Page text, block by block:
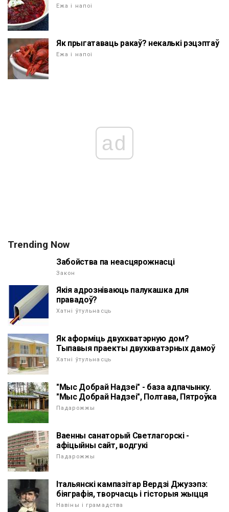
Ежа і напоі
Як прыгатаваць ракаў? некалькі рэцэптаў
Ежа і напоі
ad
Trending Now
Забойства па неасцярожнасці
Закон
Якія адрозніваюць палукашка для
правадоў?
Хатні ўтульнасць
Як аформіць двухкватэрную дом?
Тыпавыя праекты двухкватэрных дамоў
Хатні ўтульнасць
"Мыс Добрай Надзеі" - база адпачынку.
"Мыс Добрай Надзеі", Полтава, Пятроўка
Падарожжы
Ваенны санаторый Светлагорскі -
афіцыйны сайт, водгукі
Падарожжы
Італьянскі кампазітар Вердзі Джузэпэ:
біяграфія, творчасць і гісторыя жыцця
Навіны і грамадства